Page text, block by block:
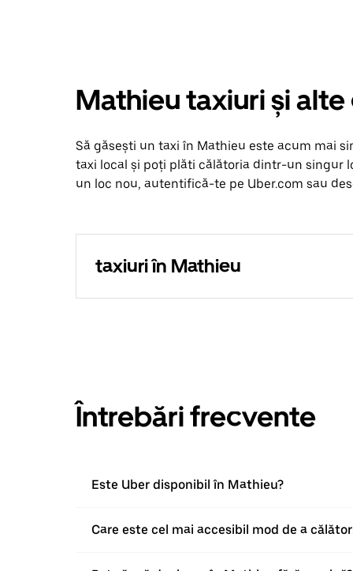
Mathieu taxiuri și
Să găsești un taxi în Mathieu este acum mai
taxi local și poți plăti călătoria dintr-un singur
un loc nou, autentifică-te pe Uber.com sau
taxiuri în Mathieu
Întrebări frecvente
Este Uber disponibil în Mathieu?
Care este cel mai accesibil mod de a